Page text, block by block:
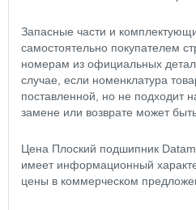
Запасные части и
самостоятельно покупателем
номерам из официальных
случае, если номенклатура
поставленной, но не подходит
замене или возврате может быть
Цена Плоский подшипник
имеет информационный
цены в коммерческом